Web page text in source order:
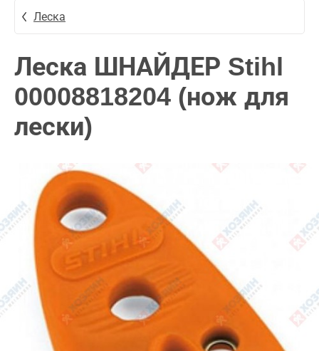
Леска
Леска ШНАЙДЕР Stihl
00008818204 (нож для
лески)